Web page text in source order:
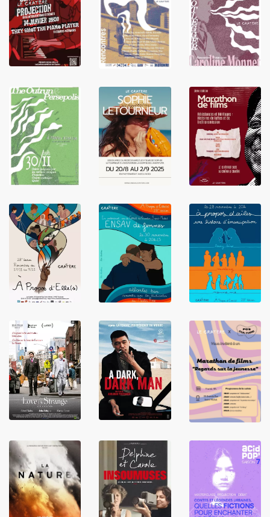
LIRE LIRE
LIRE
LIRE LIRE LIRE
LIRE LIRE
LIRE LIRE LIRE
LIRE LIRE
LIRE